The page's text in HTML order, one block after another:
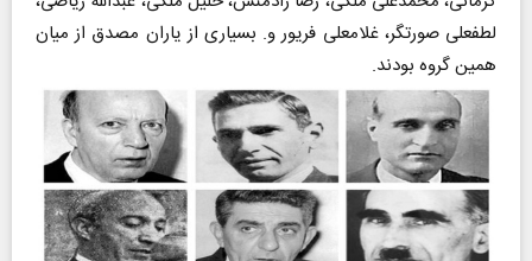
لطفعلی صورتگر، غلامعلی فریور و. بسیاری از یاران مصدق از میان
همین گروه بودند.